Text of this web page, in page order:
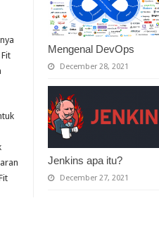
Mengenal DevOps
December 28, 2021
Jenkins apa itu?
December 27, 2021